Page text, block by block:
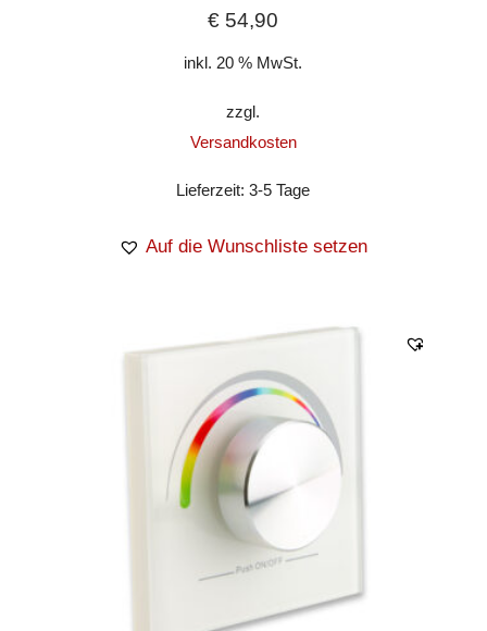
€ 54,90
inkl. 20 % MwSt.
zzgl.
Versandkosten
Lieferzeit:3-5 Tage
Auf die Wunschliste setzen